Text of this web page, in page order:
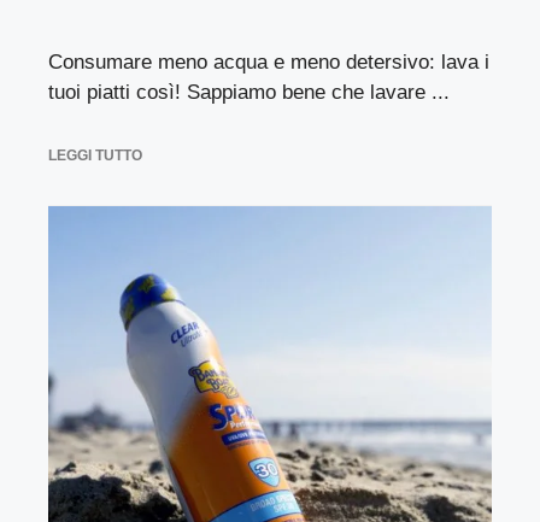
Consumare meno acqua e meno detersivo: lava i
tuoi piatti così! Sappiamo bene che lavare ...
LEGGI TUTTO